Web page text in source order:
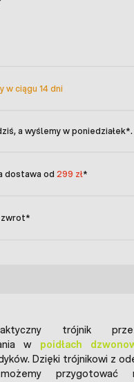
w ciągu 14 dni
a wyślemy w poniedziałek*.
dostawa od 299 zł*
zwrot*
trójnik
w poidłach
Dzięki trójnikowi z
przygotować